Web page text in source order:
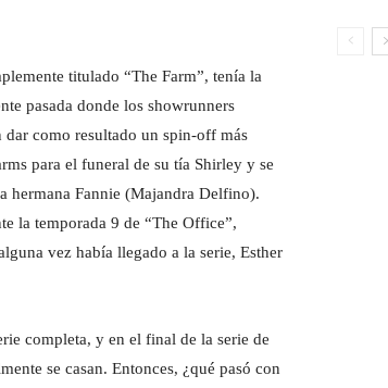
titulado “The Farm”, tenía la
pasada donde los showrunners
dar como resultado un spin-off más
para el funeral de su tía Shirley y se
hermana Fannie (Majandra Delfino).
la temporada 9 de “The Office”,
vez había llegado a la serie, Esther
completa, y en el final de la serie de
se casan. Entonces, ¿qué pasó con